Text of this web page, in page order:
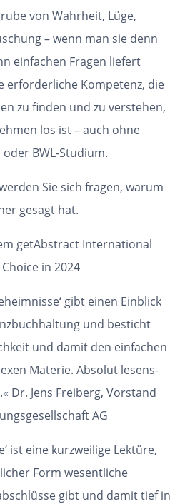
von Wahrheit, Lüge,
– wenn man sie denn
einfachen Fragen liefert
erforderliche Kompetenz, die
zu finden und zu verstehen,
los ist – auch ohne
BWL-Studium.
Sie sich fragen, warum
gesagt hat.
getAbstract International
in 2024
gibt einen Einblick
und besticht
und damit den einfachen
Materie. Absolut lesens-
Dr. Jens Freiberg, Vorstand
AG
ist eine kurzweilige Lektüre,
Form wesentliche
gibt und damit tief in